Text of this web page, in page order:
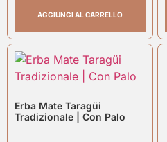
AGGIUNGI AL CARRELLO
Erba Mate Taragüi
Tradizionale | Con Palo